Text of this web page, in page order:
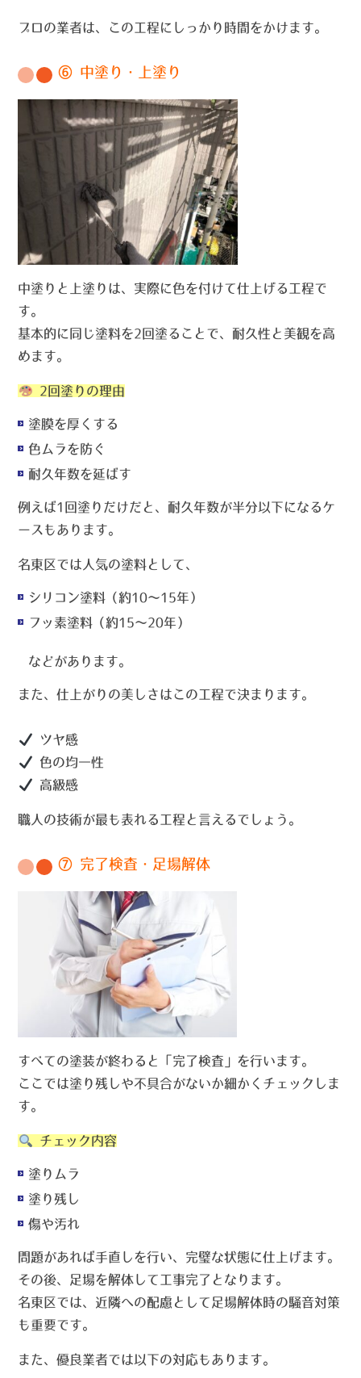
プロの業者は、この工程にしっかり時間をかけます。
⑥ 中塗り・上塗り
中塗りと上塗りは、実際に色を付けて仕上げる工程で
す。
基本的に同じ塗料を2回塗ることで、耐久性と美観を高
めます。
2回塗りの理由
塗膜を厚くする
色ムラを防ぐ
耐久年数を延ばす
例えば1回塗りだけだと、耐久年数が半分以下になるケ
ースもあります。
名東区では人気の塗料として、
シリコン塗料（約10〜15年）
フッ素塗料（約15〜20年）
などがあります。
また、仕上がりの美しさはこの工程で決まります。
ツヤ感
色の均一性
高級感
職人の技術が最も表れる工程と言えるでしょう。
⑦ 完了検査・足場解体
すべての塗装が終わると「完了検査」を行います。
ここでは塗り残しや不具合がないか細かくチェックしま
す。
チェック内容
塗りムラ
塗り残し
傷や汚れ
問題があれば手直しを行い、完璧な状態に仕上げます。
その後、足場を解体して工事完了となります。
名東区では、近隣への配慮として足場解体時の騒音対策
も重要です。
また、優良業者では以下の対応もあります。